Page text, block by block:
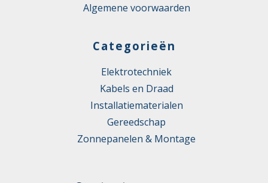
Algemene voorwaarden
Categorieën
Elektrotechniek
Kabels en Draad
Installatiematerialen
Gereedschap
Zonnepanelen & Montage